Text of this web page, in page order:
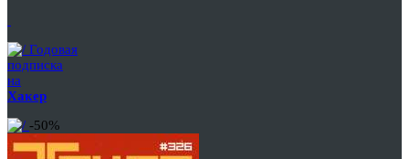
Годовая
подписка
на
Хакер
-50%